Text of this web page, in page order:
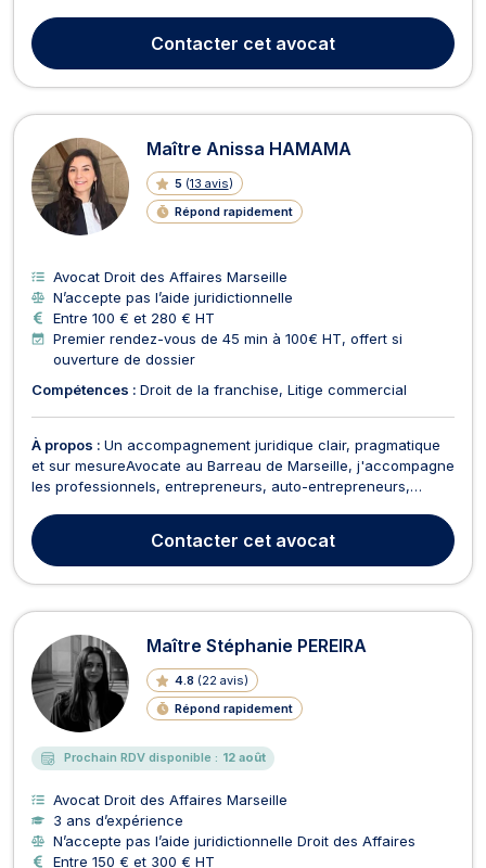
l'ensemble du corporate de votre structure. À cet effet, elle
interviendra dès la constitution de votre s...
Contacter cet avocat
Maître Anissa HAMAMA
5 (13 avis)
Répond rapidement
Avocat Droit des Affaires Marseille
N’accepte pas l’aide juridictionnelle
Entre 100 € et 280 € HT
Premier rendez-vous de 45 min à 100€ HT, offert si
ouverture de dossier
Compétences : Droit de la franchise Litige commercial
À propos : Un accompagnement juridique clair, pragmatique
et sur mesureAvocate au Barreau de Marseille, j'accompagne
les professionnels, entrepreneurs, auto-entrepreneurs,
leur activité : sécuriser leurs projets, résoudre leurs litiges, et
anticiper comme traiter leurs difficult...
Contacter cet avocat
Maître Stéphanie PEREIRA
4.8 (22 avis)
Répond rapidement
Prochain RDV disponible : 12 août
Avocat Droit des Affaires Marseille
3 ans d’expérience
N’accepte pas l’aide juridictionnelle Droit des Affaires
Entre 150 € et 300 € HT